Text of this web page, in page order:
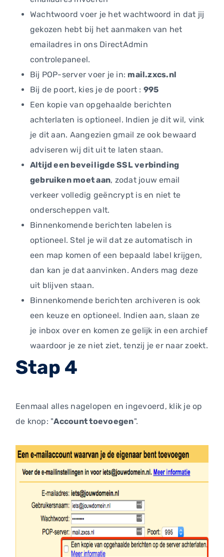
Wachtwoord voer je het wachtwoord in dat jij
gekozen hebt bij het aanmaken van het
emailadres in ons DirectAdmin
controlepaneel.
Bij POP-server voer je in: mail.zxcs.nl
Bij de poort, kies je de poort : 995
Een kopie van opgehaalde berichten
achterlaten is optioneel. Indien je dit wil, vink
je dit aan. Aangezien gmail ze ook bewaard
adviseren wij dit uit te laten staan.
Altijd een beveiligde SSL verbinding
gebruiken moet aan, zodat jouw email
verkeer volledig geëncrypt is en niet te
onderscheppen valt.
Binnenkomende berichten labelen is
optioneel. Stel je wil dat ze automatisch in
een map komen of een bepaald label krijgen,
dan kan je dat aanvinken. Anders mag deze
uit blijven staan.
Binnenkomende berichten archiveren is ook
een keuze en optioneel. Indien aan, slaan ze
je inbox over en komen ze gelijk in een archief
waardoor je ze niet ziet, tenzij je er naar zoekt.
Stap 4
Eenmaal alles nagelopen en ingevoerd, klik je op
de knop: "Account toevoegen".